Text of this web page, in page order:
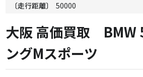
〔走行距離〕
50000
大阪 高価買取 BMW
ングMスポーツ